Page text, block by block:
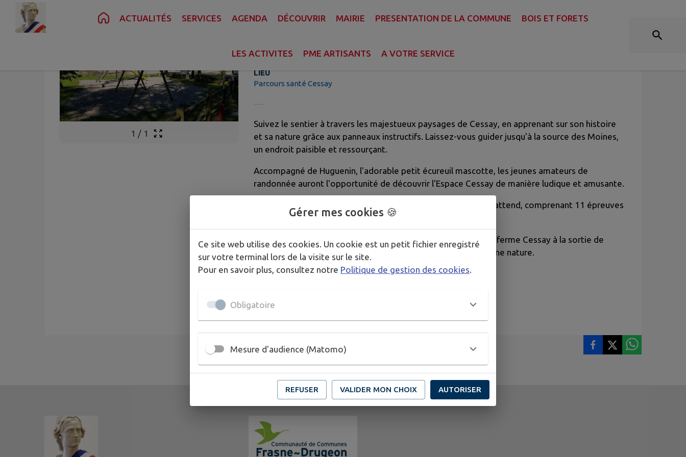
Contenu Recherche Pied de page
ACTUALITÉS SERVICES AGENDA DÉCOUVRIR MAIRIE PRESENTATION DE LA COMMUNE BOIS ET FORETS
LES ACTIVITES PME ARTISANTS A VOTRE SERVICE
1 / 1
LIEU
Parcours santé Cessay
Suivez le sentier à travers les majestueux paysages de Cessay, en apprenant sur son histoire
et sa nature grâce aux panneaux instructifs. Laissez-vous guider jusqu'à la source des Moines,
un endroit paisible et ressourçant.
Accompagné de Huguenin, l'adorable petit écureuil mascotte, les jeunes amateurs de
randonnée auront l'opportunité de découvrir l'Espace Cessay de manière ludique et amusante.
Pour les plus aventureux et sportifs, un parcours sportif vous attend, comprenant 11 épreuves
en bois pour tester votre agilité et votre endurance.
Pour rejoindre ce circuit passionnant, prenez la direction de la ferme Cessay à la sortie de
Frasne et préparez-vous pour une journée mémorable en pleine nature.
Gérer mes cookies 🍪
Ce site web utilise des cookies. Un cookie est un petit fichier enregistré
sur votre terminal lors de la visite sur le site.
Pour en savoir plus, consultez notre Politique de gestion des cookies.
Obligatoire
Mesure d'audience (Matomo)
REFUSER VALIDER MON CHOIX AUTORISER